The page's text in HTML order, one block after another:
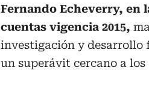
Fernando Echeverry, en
cuentas vigencia 2015,
investigación y desarrollo
un superávit cercano a los